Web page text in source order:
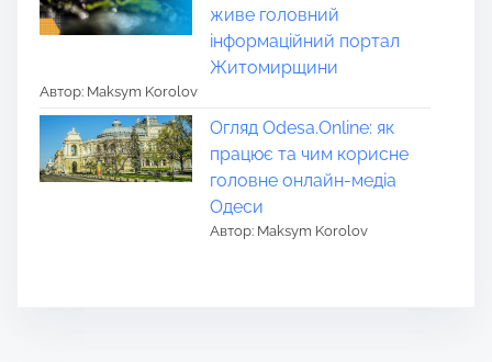
живе головний
інформаційний портал
Житомирщини
Автор: Maksym Korolov
Огляд Odesa.Online: як
працює та чим корисне
головне онлайн-медіа
Одеси
Автор: Maksym Korolov